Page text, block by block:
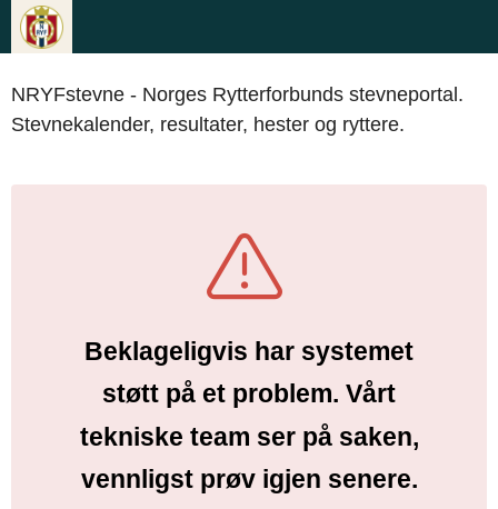
NRYFstevne - Norges Rytterforbunds stevneportal.
Stevnekalender, resultater, hester og ryttere.
Beklageligvis har systemet
støtt på et problem. Vårt
tekniske team ser på saken,
vennligst prøv igjen senere.